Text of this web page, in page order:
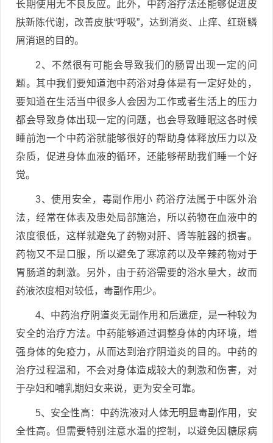
长期使用无不良反应。此外，中药浴疗法还能够促进皮
肤新陈代谢，改善皮肤“呼吸”，达到消炎、止痒、红斑鳞
屑消退的目的。
2、不然很有可能会导致我们的肠胃出现一定的问
题。其中我们要知道泡中药浴对身体是有一定好处的，
要知道在生活当中很多人会因为工作或者生活上的压力
都会导致身体出现一定的问题，也会导致睡眠这各时候
睡前泡一个中药浴就能够很好的帮助身体释放压力以及
杂质，促进身体血液的循环，还能够帮助我们睡一个好
觉。
3、使用安全，毒副作用小 药浴疗法属于中医外治
法，经常在体表及患处局部施治，所以药物在血液中的
浓度很低，这样就避免了药物对肝、肾等脏器的损害。
药物又不是口服，所以避免了寒凉药以及辛辣药物对于
胃肠道的刺激。另外，由于药浴需要的浴水量大，故而
药液浓度相对较低，毒副作用少。
4、中药治疗阴道炎无副作用和后遗症，是一种较为
安全的治疗方法。中药能够通过调整身体的内环境，增
强身体的免疫力，从而达到治疗阴道炎的目的。中药的
治疗过程温和，不会对身体造成较大的刺激和伤害，对
于孕妇和哺乳期妇女来说，更为安全可靠。
5、安全性高：中药洗液对人体无明显毒副作用，安
全性高。但需要特别注意水温的控制，以避免因糖尿病